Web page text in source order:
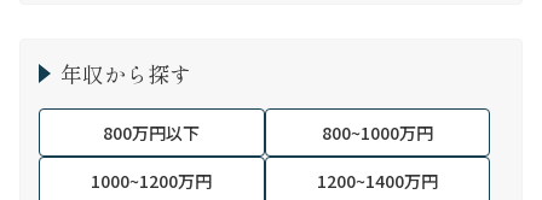
年収から探す
800万円以下
800~1000万円
1000~1200万円
1200~1400万円